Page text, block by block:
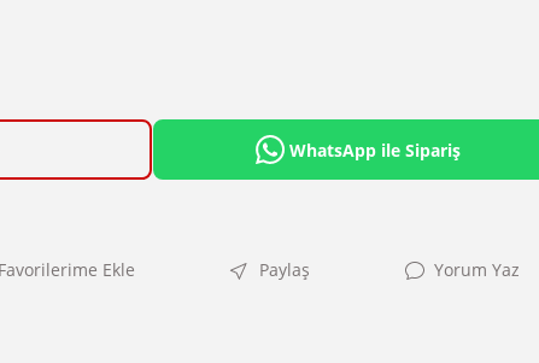
WhatsApp ile Sipariş
Paylaş Yorum Yaz